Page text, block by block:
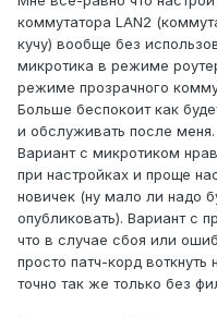
коммутатора LAN2
кучу) вообще без
микротика в режиме
режиме прозрачного
Больше беспокоит как
и обслуживать после
Вариант с микротиком
при настройках и проще
новичек (ну мало ли надо
опубликовать). Вариант с
что в случае сбоя или
просто патч-корд
точно так же только без